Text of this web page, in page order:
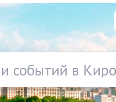
событий в